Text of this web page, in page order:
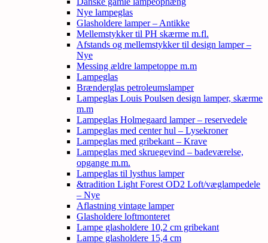
Nye lampeglas
Glasholdere lamper – Antikke
Mellemstykker til PH skærme m.fl.
Afstands og mellemstykker til design lamper –
Nye
Messing ældre lampetoppe m.m
Lampeglas
Brænderglas petroleumslamper
Lampeglas Louis Poulsen design lamper, skærme
m.m
Lampeglas Holmegaard lamper – reservedele
Lampeglas med center hul – Lysekroner
Lampeglas med gribekant – Krave
Lampeglas med skruegevind – badeværelse,
opgange m.m.
Lampeglas til lysthus lamper
&tradition Light Forest OD2 Loft/væglampedele
– Nye
Aflastning vintage lamper
Glasholdere loftmonteret
Lampe glasholdere 10,2 cm gribekant
Lampe glasholdere 15,4 cm